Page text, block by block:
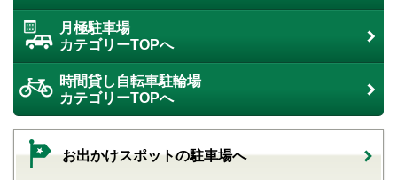
月極駐車場
カテゴリーTOPへ
時間貸し自転車駐輪場
カテゴリーTOPへ
お出かけスポットの駐車場へ